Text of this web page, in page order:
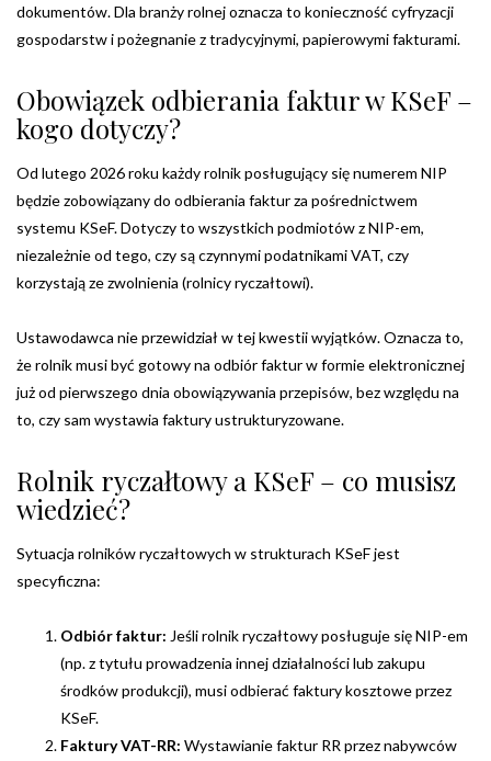
dokumentów. Dla branży rolnej oznacza to konieczność cyfryzacji
gospodarstw i pożegnanie z tradycyjnymi, papierowymi fakturami.
Obowiązek odbierania faktur w KSeF –
kogo dotyczy?
Od lutego 2026 roku każdy rolnik posługujący się numerem NIP
będzie zobowiązany do odbierania faktur za pośrednictwem
systemu KSeF. Dotyczy to wszystkich podmiotów z NIP-em,
niezależnie od tego, czy są czynnymi podatnikami VAT, czy
korzystają ze zwolnienia (rolnicy ryczałtowi).
Ustawodawca nie przewidział w tej kwestii wyjątków. Oznacza to,
że rolnik musi być gotowy na odbiór faktur w formie elektronicznej
już od pierwszego dnia obowiązywania przepisów, bez względu na
to, czy sam wystawia faktury ustrukturyzowane.
Rolnik ryczałtowy a KSeF – co musisz
wiedzieć?
Sytuacja rolników ryczałtowych w strukturach KSeF jest
specyficzna:
Odbiór faktur: Jeśli rolnik ryczałtowy posługuje się NIP-em
(np. z tytułu prowadzenia innej działalności lub zakupu
środków produkcji), musi odbierać faktury kosztowe przez
KSeF.
Faktury VAT-RR: Wystawianie faktur RR przez nabywców